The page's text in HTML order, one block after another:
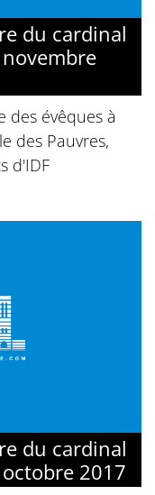
du cardinal
des évêques à
des Pauvres,
d'IDF
du cardinal
2017